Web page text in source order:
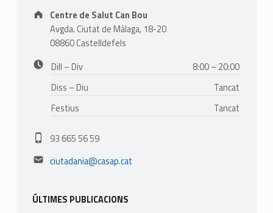
Address:
Centre de Salut Can Bou
Avgda. Ciutat de Màlaga, 18-20
08860 Castelldefels
Business hours:
Dill – Div
8:00 – 20:00
Diss – Diu
Tancat
Festius
Tancat
Phone number:
93 665 56 59
Email address:
ciutadania@casap.cat
ÚLTIMES PUBLICACIONS